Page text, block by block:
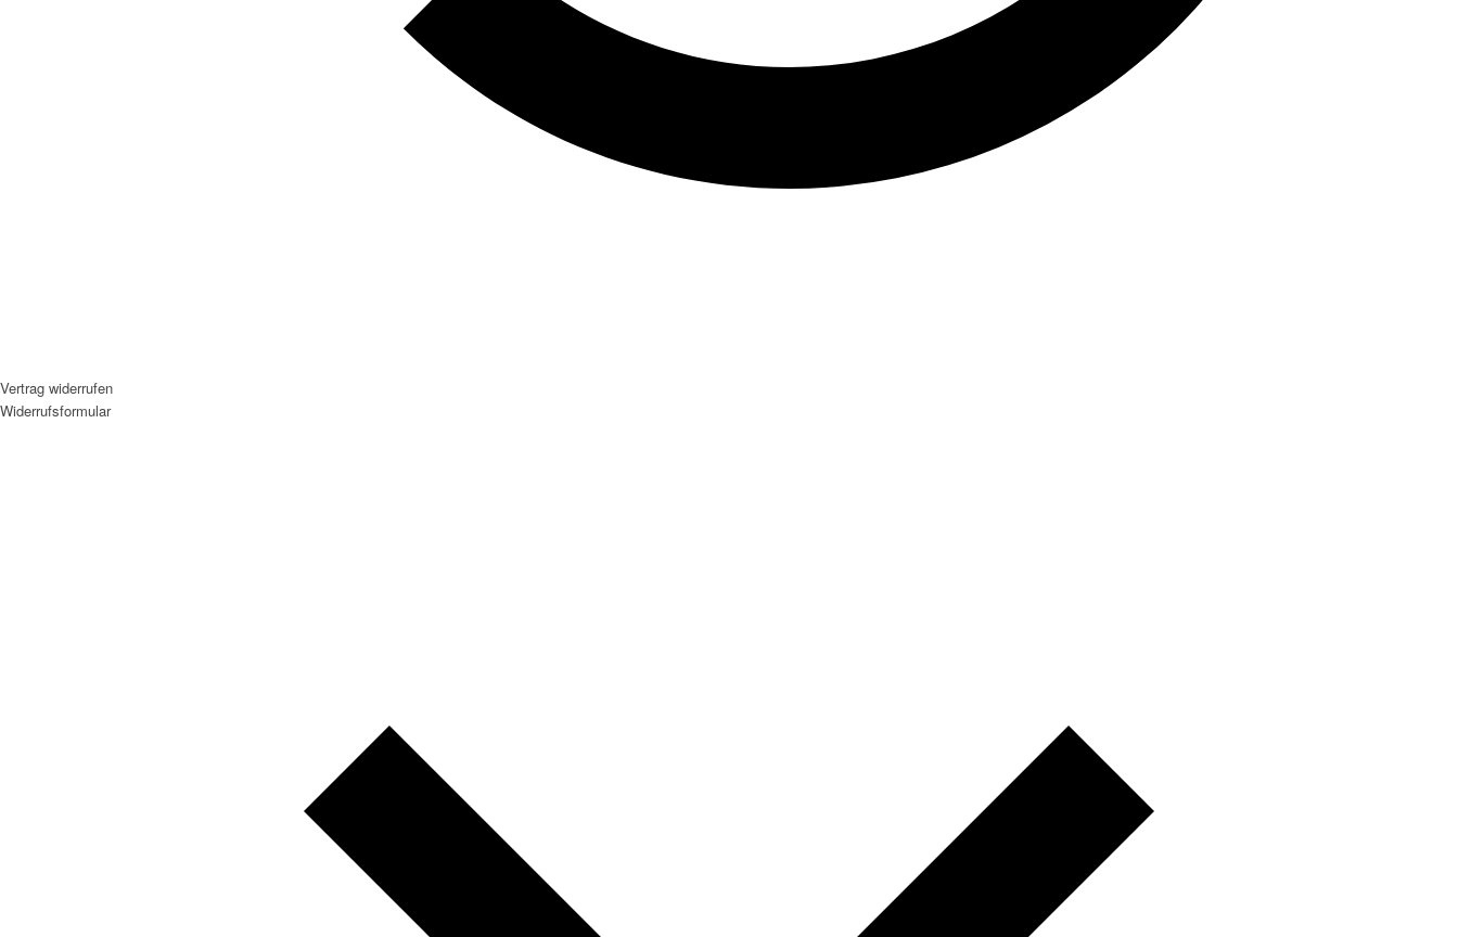
Vertrag widerrufen
Widerrufsformular